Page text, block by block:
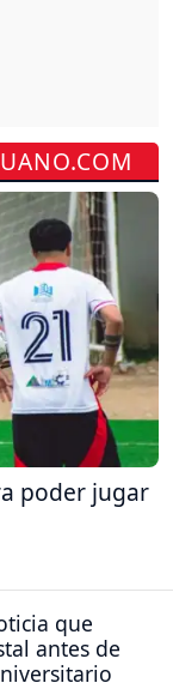
poder jugar
que
antes de